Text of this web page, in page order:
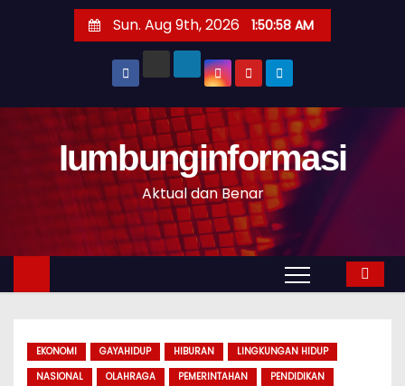
t
n
Sun. Aug 9th, 2026 1:50:58 AM
Iumbunginformasi
Aktual dan Benar
EKONOMI GAYAHIDUP HIBURAN
LINGKUNGAN HIDUP
NASIONAL
OLAHRAGA PEMERINTAHAN
PENDIDIKAN